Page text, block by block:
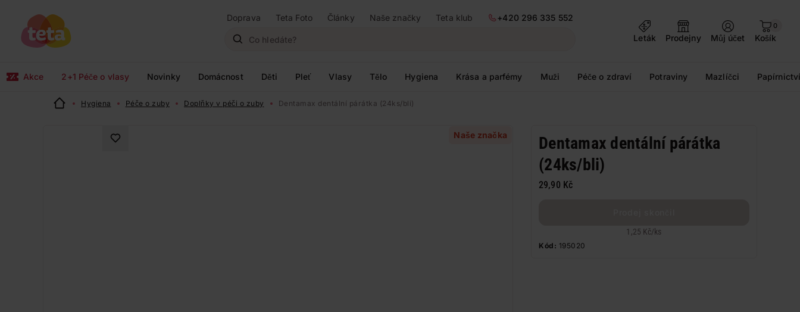
Doprava Teta Foto Články Naše značky Teta klub
+420 296 335 552
Leták
Prodejny Můj účet
0
Košík
Akce 2+1 Péče o vlasy Novinky Domácnost Děti Pleť Vlasy Tělo Hygiena Krása a parfémy Muži Péče o zdraví Potraviny Mazlíčci
Hygiena Péče o zuby Doplňky v péči o zuby Dentamax dentální párátka (24ks/bli)
Naše značka
Dentamax dentální párátka
(24ks/bli)
29,90 Kč
1,25 Kč/ks
Kód: 195020